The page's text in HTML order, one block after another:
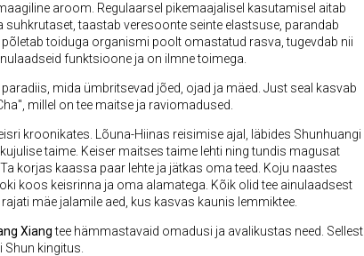
aroom. Regulaarsel pikemaajalisel kasutamisel aitab
suhkrutaset, taastab veresoonte seinte elastsuse, parandab
põletab toiduga organismi poolt omastatud rasva, tugevdab nii
funktsioone ja on ilmne toimega.
mida ümbritsevad jõed, ojad ja mäed. Just seal kasvab
millel on tee maitse ja raviomadused.
kroonikates. Lõuna-Hiinas reisimise ajal, läbides Shunhuangi
taime. Keiser maitses taime lehti ning tundis magusat
korjas kaassa paar lehte ja jätkas oma teed. Koju naastes
koos keisrinna ja oma alamatega. Kõik olid tee ainulaadsest
mäe jalamile aed, kus kasvas kaunis lemmiktee.
Xiangtee hämmastavaid omadusi ja avalikustas need. Sellest
Shun kingitus.